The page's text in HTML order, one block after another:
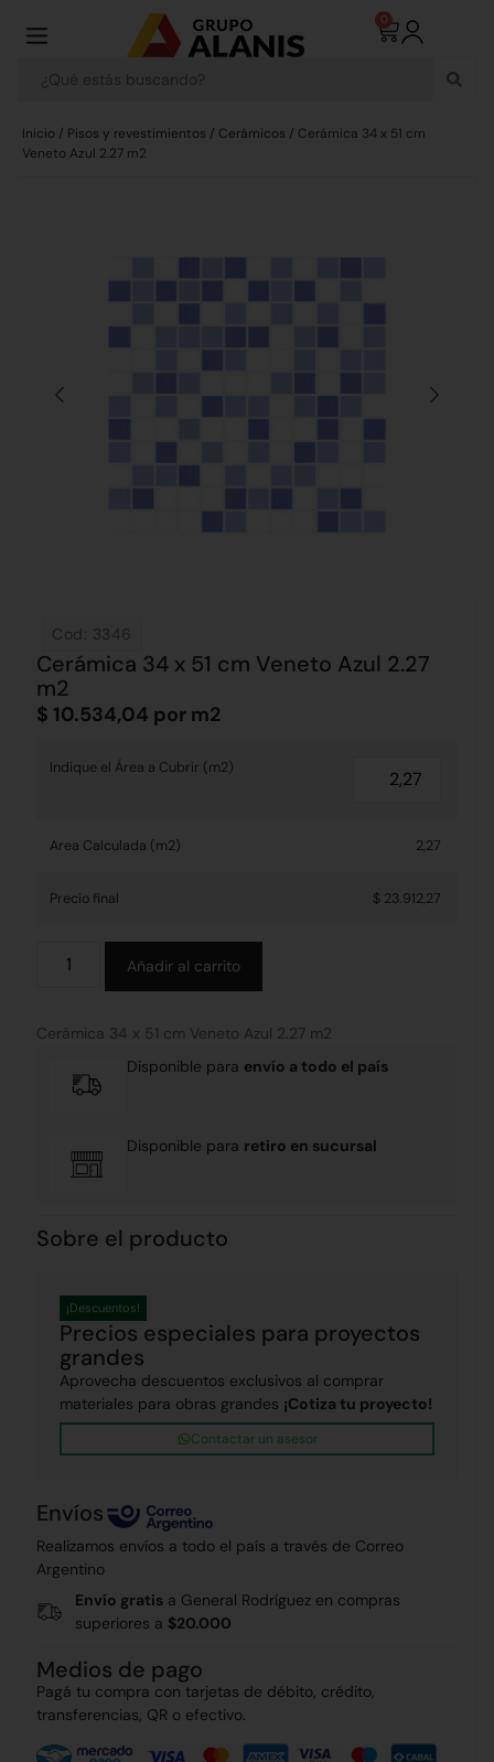
0
Inicio / Pisos y revestimientos / Cerámicos / Cerámica 34 x 51 cm
Veneto Azul 2.27 m2
Cod: 3346
Cerámica 34 x 51 cm Veneto Azul 2.27
m2
$ 10.534,04 por m2
Indique el Área a Cubrir (m2)
Area Calculada (m2) 2,27
Precio final $ 23.912,27
Añadir al carrito
Cerámica 34 x 51 cm Veneto Azul 2.27 m2
Disponible para envío a todo el país
Disponible para retiro en sucursal
Sobre el producto
Precios especiales para proyectos
grandes
¡Descuentos!
Aprovecha descuentos exclusivos al comprar
materiales para obras grandes ¡Cotiza tu proyecto!
Contactar un asesor
Envíos
Realizamos envíos a todo el país a través de Correo
Argentino
Envío gratis a General Rodríguez en compras
superiores a $20.000
Medios de pago
Pagá tu compra con tarjetas de débito, crédito,
transferencias, QR o efectivo.